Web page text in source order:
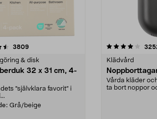
3809recensioner
& disk
32 x 31 cm, 4-
"självklara favorit” i
Grå/beige
4.0av 5 stjärnor
Klädvård
Vårda kläder
ta bort noppor
4.5av